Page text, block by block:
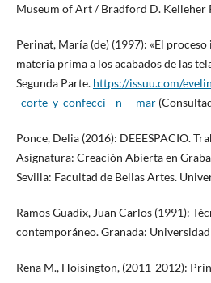
Museum of Art / Bradford D. Kelleher
Perinat, María (de) (1997): «El
materia prima a los acabados de las
Segunda Parte. https://issuu.com/
_corte_y_confecci__n_-_mar
Ponce, Delia (2016): DEEESPACIO.
Asignatura: Creación Abierta en
Sevilla: Facultad de Bellas Artes.
Ramos Guadix, Juan Carlos (1991):
contemporáneo. Granada:
Rena M., Hoisington, (2011-2012):